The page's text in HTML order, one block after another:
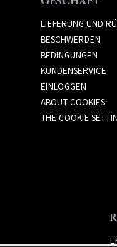
LIEFERUNG UND
BESCHWERDEN
BEDINGUNGEN
KUNDENSERVICE
EINLOGGEN
ABOUT COOKIES
THE COOKIE